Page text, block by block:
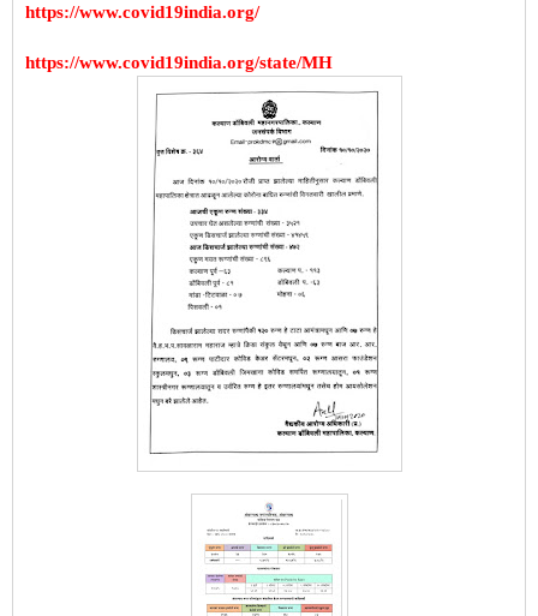
https://www.covid19india.org/
https://www.covid19india.org/state/MH